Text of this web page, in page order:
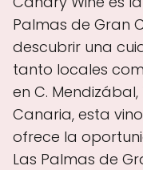
Palmas de Gran
descubrir una
tanto locales
en C. Mendizábal,
Canaria, esta
ofrece la
Las Palmas de